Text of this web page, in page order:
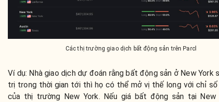
Các thị trường giao dịch bất động sản trên Parcl
Ví dụ: Nhà giao dịch dự đoán rằng bất động sản ở New York
trị trong thời gian tới thì họ có thể mở vị thế long với chỉ
của thị trường New York. Nếu giá bất động sản tại New